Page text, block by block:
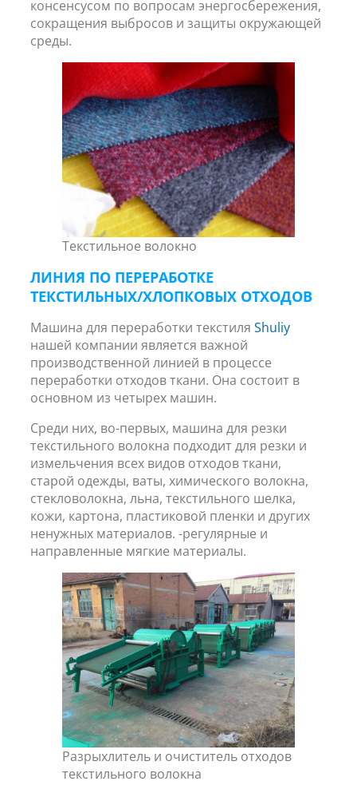
консенсусом по вопросам энергосбережения,
сокращения выбросов и защиты окружающей
среды.
Текстильное волокно
ЛИНИЯ ПО ПЕРЕРАБОТКЕ
ТЕКСТИЛЬНЫХ/ХЛОПКОВЫХ ОТХОДОВ
Машина для переработки текстиля Shuliy
нашей компании является важной
производственной линией в процессе
переработки отходов ткани. Она состоит в
основном из четырех машин.
Среди них, во-первых, машина для резки
текстильного волокна подходит для резки и
измельчения всех видов отходов ткани,
старой одежды, ваты, химического волокна,
стекловолокна, льна, текстильного шелка,
кожи, картона, пластиковой пленки и других
ненужных материалов. -регулярные и
направленные мягкие материалы.
Разрыхлитель и очиститель отходов
текстильного волокна